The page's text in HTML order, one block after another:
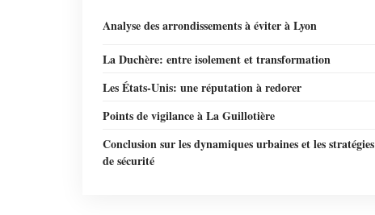
Analyse des arrondissements à éviter à Lyon
La Duchère: entre isolement et transformation
Les États-Unis: une réputation à redorer
Points de vigilance à La Guillotière
Conclusion sur les dynamiques urbaines et les stratégies
de sécurité